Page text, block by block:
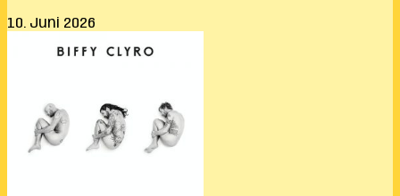
10. Juni 2026